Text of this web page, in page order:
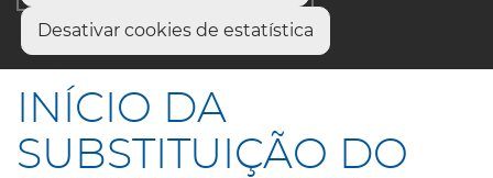
Desativar cookies de estatística
Início
INÍCIO DA SUBSTITUIÇÃO DO DECK DO ALBOI
INÍCIO DA
SUBSTITUIÇÃO DO